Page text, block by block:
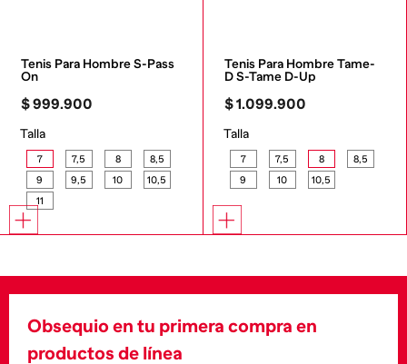
Tenis Para Hombre S-Pass
On
$999.900
Talla
7 7,5 8
8,5
9
9,5 10
10,5
11
Tenis Para Hombre Tame-
D S-Tame D-Up
$1.099.900
Talla
7 7,5 8
8,5
9
10 10,5
Obsequio en tu primera compra en
productos de línea